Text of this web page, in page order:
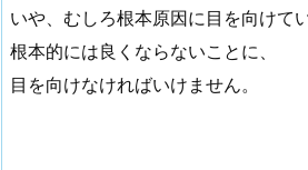
いや、むしろ根本原因に目を向けて
根本的には良くならないことに、
目を向けなければいけません。